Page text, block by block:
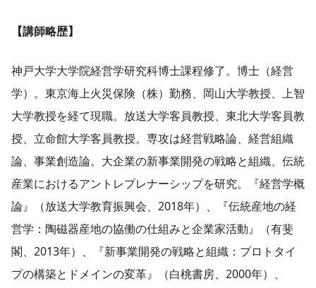
【講師略歴】
神戸大学大学院経営学研究科博士課程修了。博士（経営
学）。東京海上火災保険（株）勤務、岡山大学教授、上智
大学教授を経て現職。放送大学客員教授、東北大学客員教
授、立命館大学客員教授。専攻は経営戦略論、経営組織
論、事業創造論。大企業の新事業開発の戦略と組織、伝統
産業におけるアントレプレナーシップを研究。『経営学概
論』（放送大学教育振興会、2018年）、『伝統産地の経
営学：陶磁器産地の協働の仕組みと企業家活動』（有斐
閣、2013年）、『新事業開発の戦略と組織：プロトタイ
プの構築とドメインの変革』（白桃書房、2000年）、